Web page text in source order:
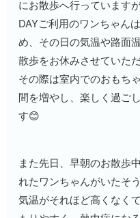
にお散歩へ行っていますが
DAYご利用のワンちゃん
め、その日の気温や路面
散歩をお休みさせていた
その際は室内でのおもち
間を増やし、楽しく過ご
す😊
また先日、早朝のお散歩
れたワンちゃんがいたそ
気温がそれほど高くなく